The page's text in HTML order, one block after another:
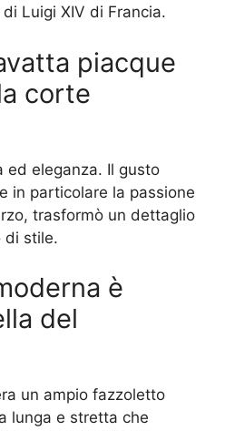
Luigi XIV di Francia.
piacque
corte
ed eleganza. Il gusto
in particolare la passione
trasformò un dettaglio
di stile.
è
del
un ampio fazzoletto
lunga e stretta che